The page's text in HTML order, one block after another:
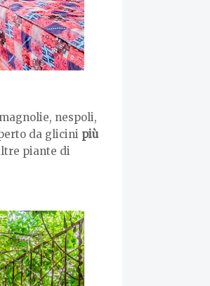
nespoli,
da glicini più
piante di